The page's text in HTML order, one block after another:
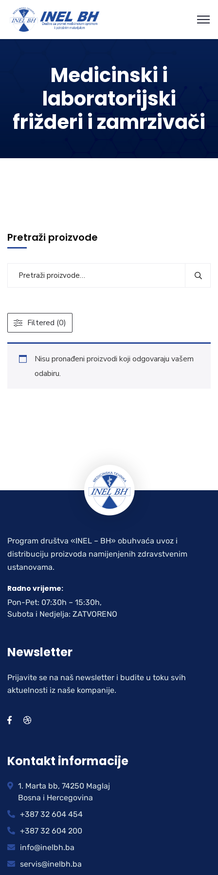
Medicinski i
laboratorijski
frižderi i zamrzivači
Nisu pronađeni proizvodi koji odgovaraju vašem
odabiru.
Pretraži proizvode
Filtered (0)
Program društva «INEL – BH» obuhvaća uvoz i
distribuciju proizvoda namijenjenih zdravstvenim
ustanovama.
Radno vrijeme:
Pon-Pet: 07:30h – 15:30h,
Subota i Nedjelja: ZATVORENO
Newsletter
Prijavite se na naš newsletter i budite u toku svih
aktuelnosti iz naše kompanije.
Kontakt informacije
1. Marta bb, 74250 Maglaj
Bosna i Hercegovina
+387 32 604 454
+387 32 604 200
info@inelbh.ba
servis@inelbh.ba